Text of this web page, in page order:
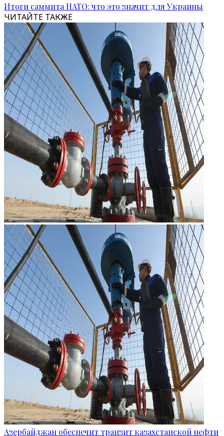
Итоги саммита НАТО: что это значит для Украины
ЧИТАЙТЕ ТАКЖЕ
Азербайджан обеспечит транзит казахстанской нефти